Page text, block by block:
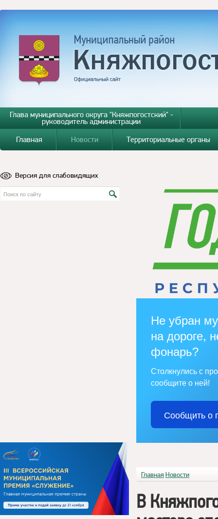
Глава муниципального округа "Княжпогостский" -
руководитель администрации
Главная
Новости Территориальные органы
Версия для слабовидящих
Не убран
на дороге,
фонарь?
Столкнулись с
сообщите о ней!
Сообщить о
Главная Новости
В